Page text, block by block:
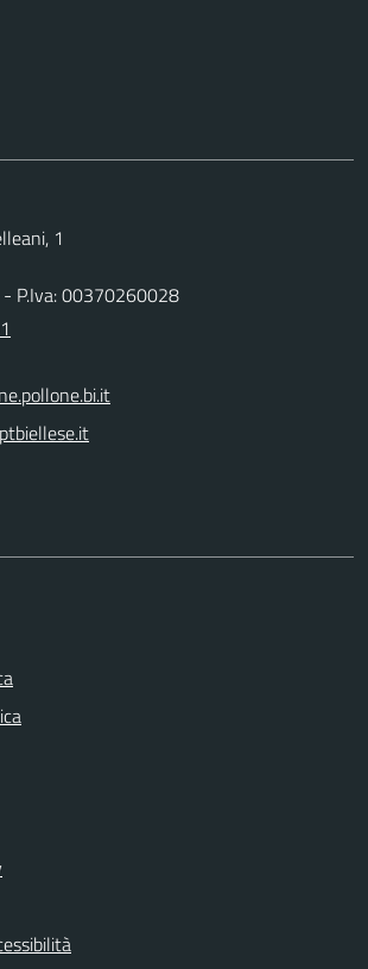
1
P.Iva: 00370260028